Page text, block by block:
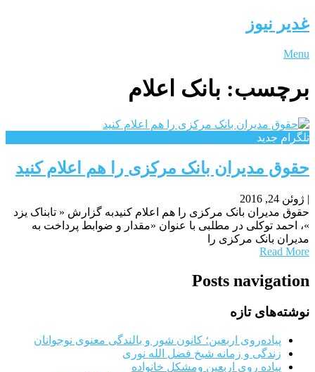
غدیر نیوز
Menu
برچسب: بانک اعلام
تلگرام جدید
حقوق مدیران بانک مرکزی را هم اعلام کنید
| ژوئن 24, 2016
حقوق مدیران بانک مرکزی را هم اعلام کنیدبه گزارش « تابناک یزد
»، احمد توکلی در مطلبی با عنوان «مقدار و ضوابط پرداخت به
مدیران بانک مرکزی را
Read More
Posts navigation
نوشته‌های تازه
پیاده‌روی اربعین؛ کانون شور و بالندگی معنوی نوجوانان
زندگی و زمانه شیخ فضل الله نوری
پیاده روی اربعین ومشکل خانواده